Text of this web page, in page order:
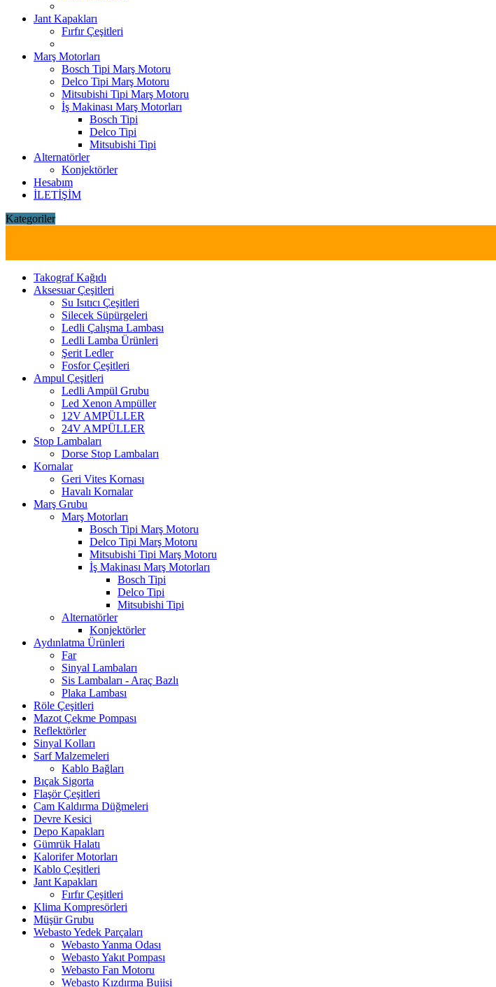
Jant Kapakları
Fırfır Çeşitleri
Marş Motorları
Bosch Tipi Marş Motoru
Delco Tipi Marş Motoru
Mitsubishi Tipi Marş Motoru
İş Makinası Marş Motorları
Bosch Tipi
Delco Tipi
Mitsubishi Tipi
Alternatörler
Konjektörler
Hesabım
İLETİŞİM
Kategoriler
Takograf Kağıdı
Aksesuar Çeşitleri
Su Isıtıcı Çeşitleri
Silecek Süpürgeleri
Ledli Çalışma Lambası
Ledli Lamba Ürünleri
Şerit Ledler
Fosfor Çeşitleri
Ampul Çeşitleri
Ledli Ampül Grubu
Led Xenon Ampüller
12V AMPÜLLER
24V AMPÜLLER
Stop Lambaları
Dorse Stop Lambaları
Kornalar
Geri Vites Kornası
Havalı Kornalar
Marş Grubu
Marş Motorları
Bosch Tipi Marş Motoru
Delco Tipi Marş Motoru
Mitsubishi Tipi Marş Motoru
İş Makinası Marş Motorları
Bosch Tipi
Delco Tipi
Mitsubishi Tipi
Alternatörler
Konjektörler
Aydınlatma Ürünleri
Far
Sinyal Lambaları
Sis Lambaları - Araç Bazlı
Plaka Lambası
Röle Çeşitleri
Mazot Çekme Pompası
Reflektörler
Sinyal Kolları
Sarf Malzemeleri
Kablo Bağları
Bıçak Sigorta
Flaşör Çeşitleri
Cam Kaldırma Düğmeleri
Devre Kesici
Depo Kapakları
Gümrük Halatı
Kalorifer Motorları
Kablo Çeşitleri
Jant Kapakları
Fırfır Çeşitleri
Klima Kompresörleri
Müşür Grubu
Webasto Yedek Parçaları
Webasto Yanma Odası
Webasto Yakıt Pompası
Webasto Fan Motoru
Webasto Kızdırma Bujisi